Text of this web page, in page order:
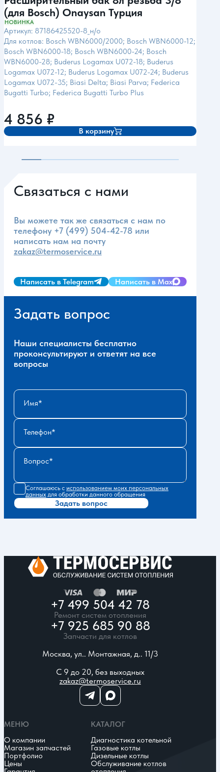
(для Bosch) Onaysan Турция
НОВИНКА
Артикул: 87186425520-8_н/о
Для котлов: Bosch WBN6000/2000; Bosch WBN6000-12;
Bosch WBN6000-18; Bosch WBN6000-24; Bosch
WBN6000-28; Buderus Logamax U072-18; Buderus
Logamax U072-12; Buderus Logamax U072-24; Buderus
Logamax U072-35; Biasi Delta; Biasi Parva; Federica
Bugatti Turbo; Federica Bugatti Turbo Plus
4 856 ₽
В корзину
Связаться с нами
Вы можете так же связаться с нам по
телефону +7 (499) 504-42-78 или
написать нам на почту
zakaz@termoservice.ru
Написать в Telegram Написать в Max
Задать вопрос
Наши специалисты бесплатно
проконсультируют и ответят на все
вопросы
Имя
Телефон
Вопрос
Соглашаюсь с использованием моих персональных
данных для обработки данного обращения
Задать вопрос
+7 499 504 42 78
Ремонт систем отопления
+7 925 685 90 88
Запчасти для котлов
Москва, ул.. Монтажная, д.. 11/3
С 9 до 20, без выходных
zakaz@termoservice.ru
МЕНЮ
О компании
Магазин запчастей
Портфолио
Цены
КАТАЛОГ
Диагностика котельной
Газовые котлы
Дизельные котлы
Обслуживание котлов